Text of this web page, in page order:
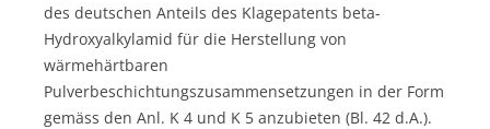
des deutschen Anteils des Klagepatents beta-
Hydroxyalkylamid für die Herstellung von
wärmehärtbaren
Pulverbeschichtungszusammensetzungen in der Form
gemäss den Anl. K 4 und K 5 anzubieten (Bl. 42 d.A.).